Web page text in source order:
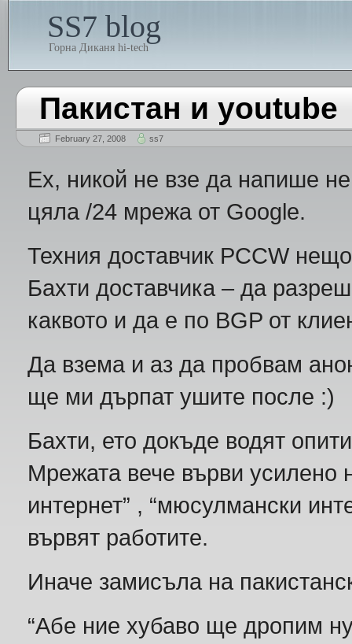
SS7 blog
Горна Диканя hi-tech
Пакистан и youtube
February 27, 2008 ss7
Ех, никой не взе да напише
цяла /24 мрежа от Google.
Техния доставчик PCCW
Бахти доставчика – да
каквото и да е по BGP от
Да взема и аз да пробвам
ще ми дърпат ушите после :)
Бахти, ето докъде водят
Мрежата вече върви усилено
интернет” , “мюсулмански
вървят работите.
Иначе замисъла на
“Абе ние хубаво ще дропим